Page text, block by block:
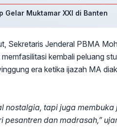
Gelar Muktamar XXI di Banten
Sekretaris Jenderal PBMA
kembali peluang
era ketika ijazah MA
nostalgia, tapi juga
dan madrasah,”